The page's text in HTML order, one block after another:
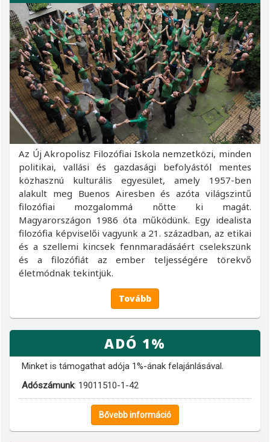
Az Új Akropolisz Filozófiai Iskola nemzetközi, minden
politikai, vallási és gazdasági befolyástól mentes
közhasznú kulturális egyesület, amely 1957-ben
alakult meg Buenos Airesben és azóta világszintű
filozófiai mozgalommá nőtte ki magát.
Magyarországon 1986 óta működünk. Egy idealista
filozófia képviselői vagyunk a 21. században, az etikai
és a szellemi kincsek fennmaradásáért cselekszünk
és a filozófiát az ember teljességére törekvő
életmódnak tekintjük.
Tovább
ADÓ 1%
Minket is támogathat adója 1%-ának felajánlásával.
Adószámunk: 19011510-1-42
Bővebb információ